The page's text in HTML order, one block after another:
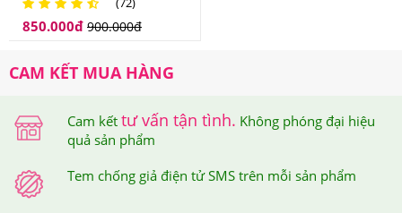
Khi cào lớp tem này ra thì bạn sẽ nhận được mã số của
cú pháp hướng dẫn trên tem và gửi đến 7039 để được
Sau khi bạn đã soạn tin nhắn mã số gửi đi thì tổng đài sẽ
Hàn Quốc
850.000đ 900.000đ
CAM KẾT MUA HÀNG
Cam kết tư vấn tận tình. Không phóng đại hiệu
quả sản phẩm
Tem chống giả điện tử SMS trên mỗi sản phẩm